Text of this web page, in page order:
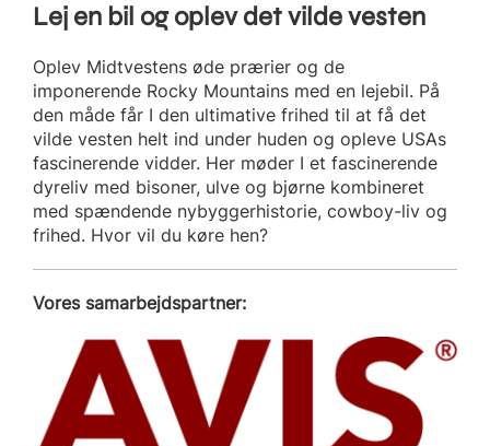
Lej en bil og oplev det vilde vesten
Oplev Midtvestens øde prærier og de
imponerende Rocky Mountains med en lejebil. På
den måde får I den ultimative frihed til at få det
vilde vesten helt ind under huden og opleve USAs
fascinerende vidder. Her møder I et fascinerende
dyreliv med bisoner, ulve og bjørne kombineret
med spændende nybyggerhistorie, cowboy-liv og
frihed. Hvor vil du køre hen?
Vores samarbejdspartner: